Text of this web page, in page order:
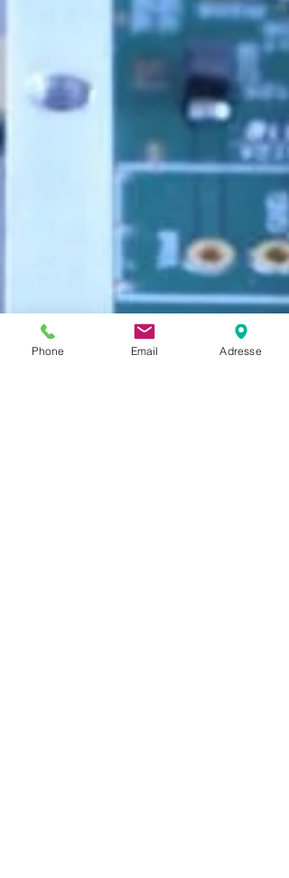
Phone Email Adresse